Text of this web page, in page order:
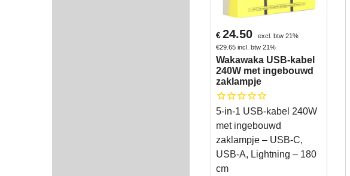
€24.50
excl. btw 21%
€29.65 incl. btw 21%
Wakawaka USB-kabel
240W met ingebouwd
zaklampje
5-in-1 USB-kabel 240W
met ingebouwd
zaklampje – USB-C,
USB-A, Lightning – 180
cm